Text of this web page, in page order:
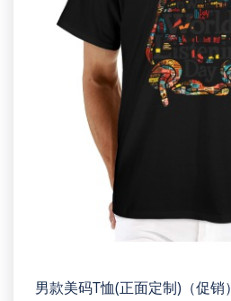
男款美码T恤(正面定制)（促销）